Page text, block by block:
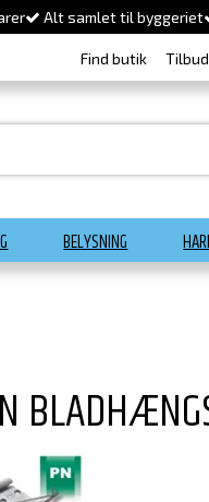
Alt samlet til byggeriet
Find butik
BELYSNING